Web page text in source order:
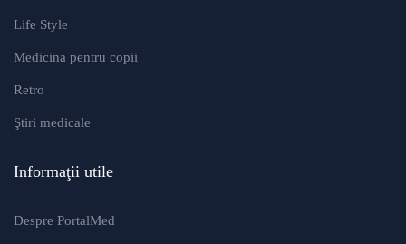
Life Style
Medicina pentru copii
Retro
Ştiri medicale
Informaţii utile
Despre PortalMed